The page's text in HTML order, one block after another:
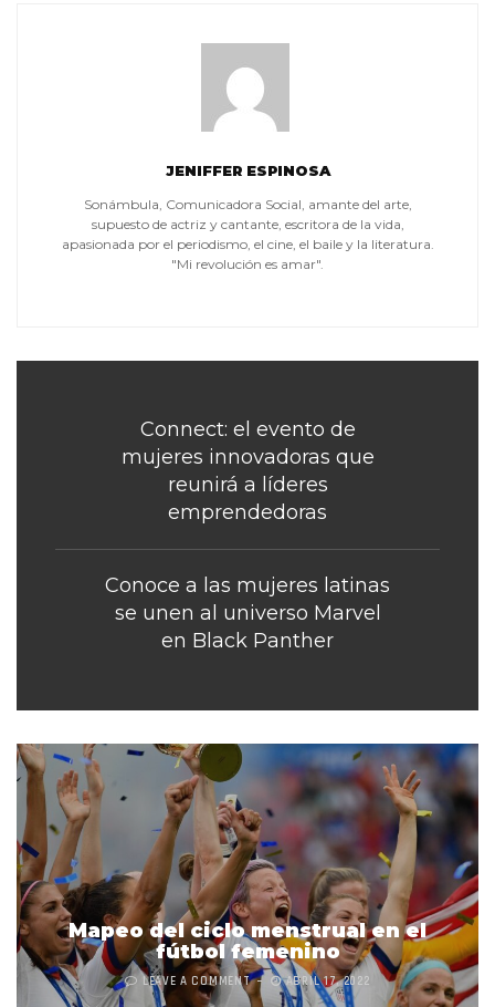
JENIFFER ESPINOSA
Sonámbula, Comunicadora Social, amante del arte,
supuesto de actriz y cantante, escritora de la vida,
apasionada por el periodismo, el cine, el baile y la literatura.
"Mi revolución es amar".
Connect: el evento de
mujeres innovadoras que
reunirá a líderes
emprendedoras
Conoce a las mujeres latinas
se unen al universo Marvel
en Black Panther
Mapeo del ciclo menstrual en el
fútbol femenino
LEAVE A COMMENT ABRIL 17, 2022